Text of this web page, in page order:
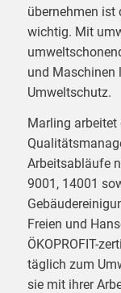
übernehmen ist
wichtig. Mit
und Maschinen
Umweltschutz.
Marling arbeitet
Arbeitsabläufe
9001, 14001
Freien und
ÖKOPROFIT-
täglich zum
sie mit ihrer